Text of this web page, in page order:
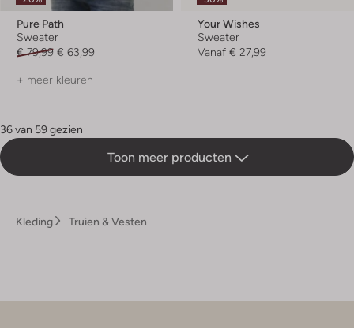
Pure Path
Sweater
€ 79,99 € 63,99
+ meer kleuren
Your Wishes
Sweater
Vanaf € 27,99
36 van 59 gezien
Toon meer producten
Kleding Truien & Vesten